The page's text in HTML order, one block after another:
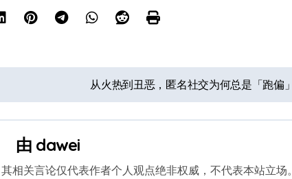
从火热到丑恶，匿名社交为何总是「跑偏」
由 dawei
相关言论仅代表作者个人观点绝非权威，不代表本站立场。